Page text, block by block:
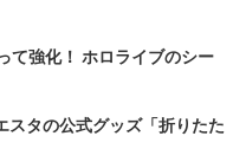
て強化！ ホロライブのシー
スタの公式グッズ「折りたた